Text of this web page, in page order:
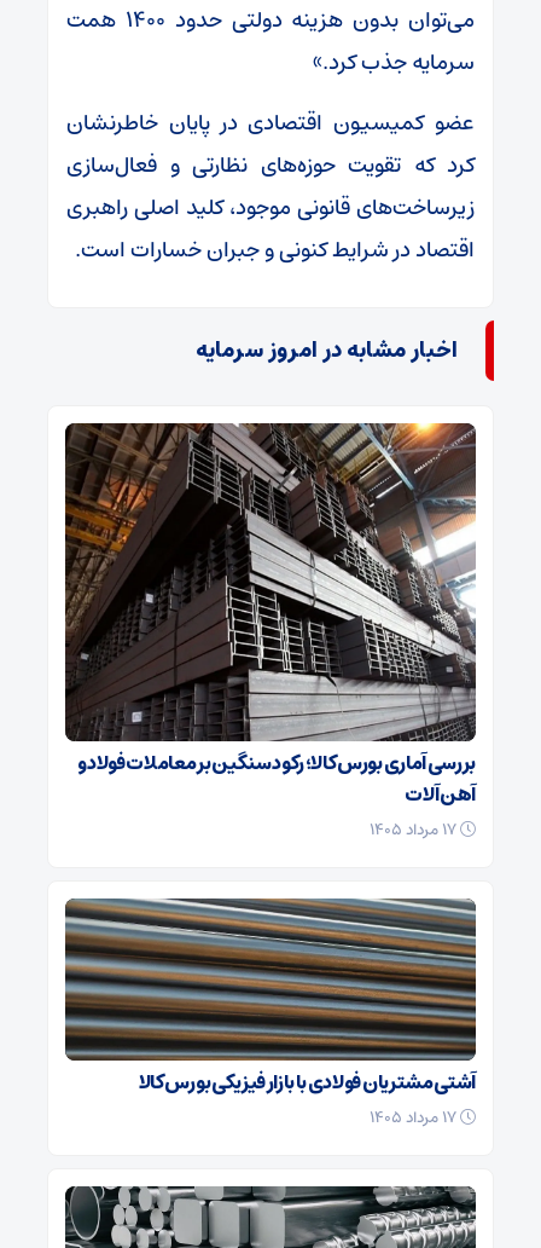
می‌توان بدون هزینه دولتی حدود ۱۴۰۰ همت
سرمایه جذب کرد.»
عضو کمیسیون اقتصادی در پایان خاطرنشان
کرد که تقویت حوزه‌های نظارتی و فعال‌سازی
زیرساخت‌های قانونی موجود، کلید اصلی راهبری
اقتصاد در شرایط کنونی و جبران خسارات است.
اخبار مشابه در امروز سرمایه
بررسی آماری بورس کالا؛ رکود سنگین بر معاملات فولاد و
آهن آلات
آشتی مشتریان فولادی با بازار فیزیکی بورس کالا